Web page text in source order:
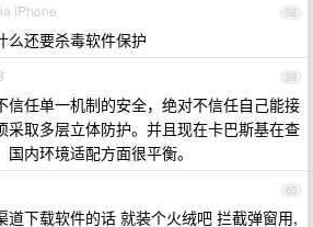
58
iPhone
么还要杀毒软件保护
59
信任单一机制的安全，绝对不信任自己能接
采取多层立体防护。并且现在卡巴斯基在查
内环境适配方面很平衡。
60
道下载软件的话 就装个火绒吧 拦截弹窗用,